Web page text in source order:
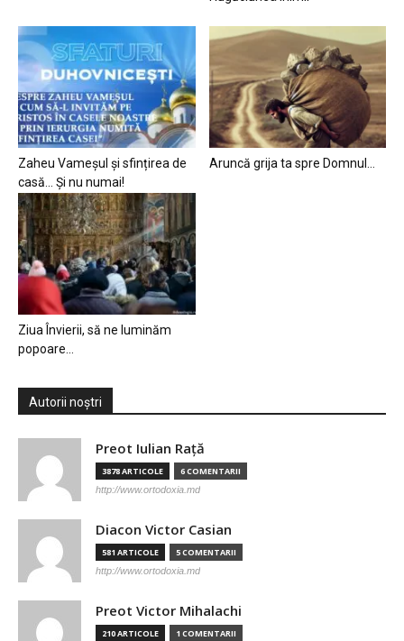
Zaheu Vameșul și sfințirea de
casă… Și nu numai!
Aruncă grija ta spre Domnul…
Ziua Învierii, să ne luminăm
popoare…
Autorii noștri
Preot Iulian Raţă
3878 ARTICOLE 6 COMENTARII
http://www.ortodoxia.md
Diacon Victor Casian
581 ARTICOLE 5 COMENTARII
http://www.ortodoxia.md
Preot Victor Mihalachi
210 ARTICOLE 1 COMENTARII